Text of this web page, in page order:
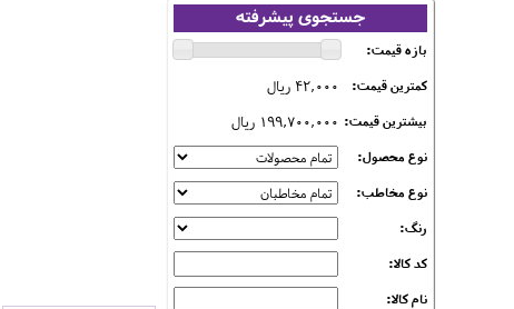
جستجوی پیشرفته
بازه قیمت:
کمترین قیمت:
42,000 ریال
بیشترین قیمت: 199,700,000 ریال
نوع محصول:
نوع مخاطب:
رنگ:
کد کالا:
نام کالا: